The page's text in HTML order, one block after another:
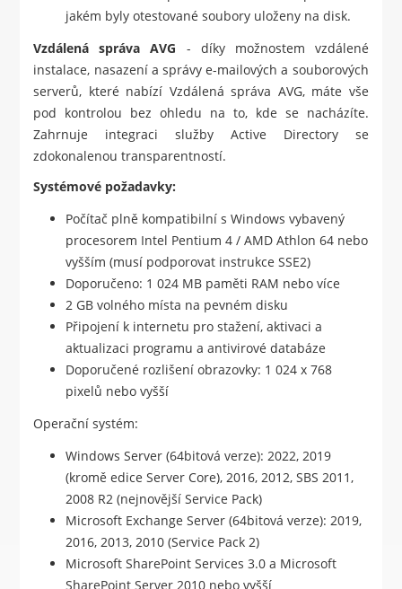
jakém byly otestované soubory uloženy na disk.
Vzdálená správa AVG - díky možnostem vzdálené
instalace, nasazení a správy e-mailových a souborových
serverů, které nabízí Vzdálená správa AVG, máte vše
pod kontrolou bez ohledu na to, kde se nacházíte.
Zahrnuje integraci služby Active Directory se
zdokonalenou transparentností.
Systémové požadavky:
Počítač plně kompatibilní s Windows vybavený
procesorem Intel Pentium 4 / AMD Athlon 64 nebo
vyšším (musí podporovat instrukce SSE2)
Doporučeno: 1 024 MB paměti RAM nebo více
2 GB volného místa na pevném disku
Připojení k internetu pro stažení, aktivaci a
aktualizaci programu a antivirové databáze
Doporučené rozlišení obrazovky: 1 024 x 768
pixelů nebo vyšší
Operační systém:
Windows Server (64bitová verze): 2022, 2019
(kromě edice Server Core), 2016, 2012, SBS 2011,
2008 R2 (nejnovější Service Pack)
Microsoft Exchange Server (64bitová verze): 2019,
2016, 2013, 2010 (Service Pack 2)
Microsoft SharePoint Services 3.0 a Microsoft
SharePoint Server 2010 nebo vyšší